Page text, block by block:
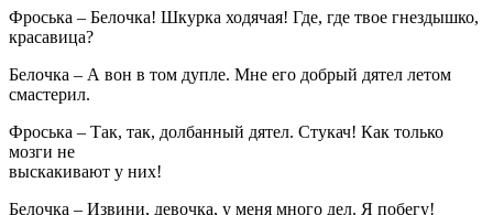
Фроська – Белочка! Шкурка ходячая! Где, где твое гнездышко,
красавица?
Белочка – А вон в том дупле. Мне его добрый дятел летом
смастерил.
Фроська – Так, так, долбанный дятел. Стукач! Как только
мозги не
выскакивают у них!
Белочка – Извини, девочка, у меня много дел. Я побегу!